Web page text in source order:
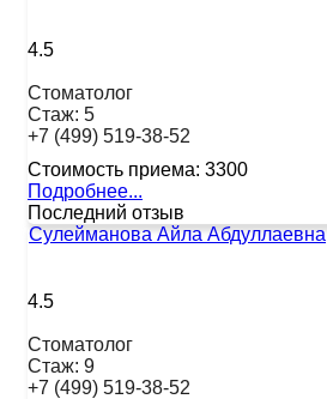
4.5
Стоматолог
Стаж: 5
+7 (499) 519-38-52
Стоимость приема: 3300
Подробнее...
Последний отзыв
Сулейманова Айла Абдуллаевна
4.5
Стоматолог
Стаж: 9
+7 (499) 519-38-52